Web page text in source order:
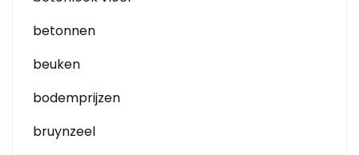
betonnen
beuken
bodemprijzen
bruynzeel